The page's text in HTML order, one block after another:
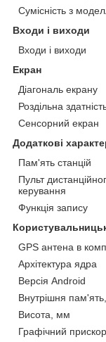
Сумісність з
Входи і виходи
Входи і виходи
Екран
Діагональ екрану
Роздільна
Сенсорний екран
Додаткові
Пам'ять станцій
Пульт
керування
Функція запису
GPS антена в
Архітектура ядра
Версія Android
Внутрішня
Висота, мм
Графічний